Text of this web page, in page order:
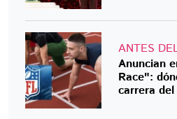
ANTES
Anuncian
Race":
carrera